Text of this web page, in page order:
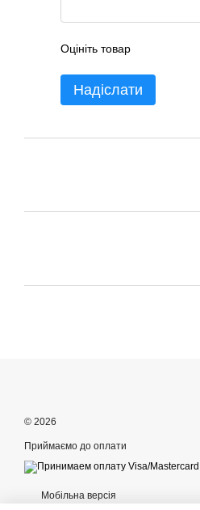
Оцініть товар
Надіслати
© 2026
Приймаємо до оплати
Мобільна версія